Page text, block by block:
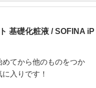
基礎化粧液 / SOFINA iP
めてから他のものをつか
入りです！